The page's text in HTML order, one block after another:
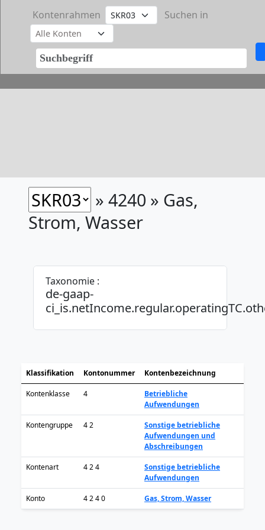
Kontenrahmen Suchen in
» 4240 » Gas,
Strom, Wasser
Taxonomie :
de-gaap-
Klassifikation Kontonummer Kontenbezeichnung
Kontenklasse 4
Betriebliche
Aufwendungen
Kontengruppe 4 2
Sonstige betriebliche
Aufwendungen und
Abschreibungen
Kontenart 4 2 4
Sonstige betriebliche
Aufwendungen
Konto 4 2 4 0 Gas, Strom, Wasser